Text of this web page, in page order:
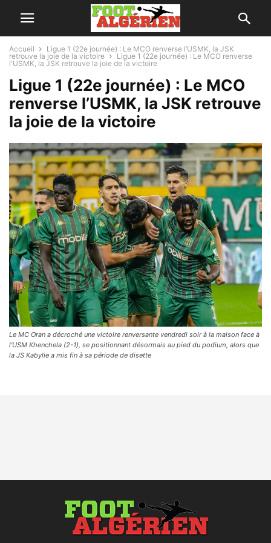
Accueil
Ligue 1 (22e journée) : Le MCO renverse l’USMK, la JSK
retrouve la joie de la victoire
Ligue 1 (22e journée) : Le MCO renverse
l'USMK, la JSK retrouve la joie de la victoire
Ligue 1 (22e journée) : Le MCO
renverse l’USMK, la JSK retrouve
la joie de la victoire
Le MC Oran a décroché une victoire renversante vendredi soir à la maison face à
l’USM Khenchela (2-1), se positionnant désormais au pied du podium, alors que
la JS Kabylie a mis fin à sa période de disette